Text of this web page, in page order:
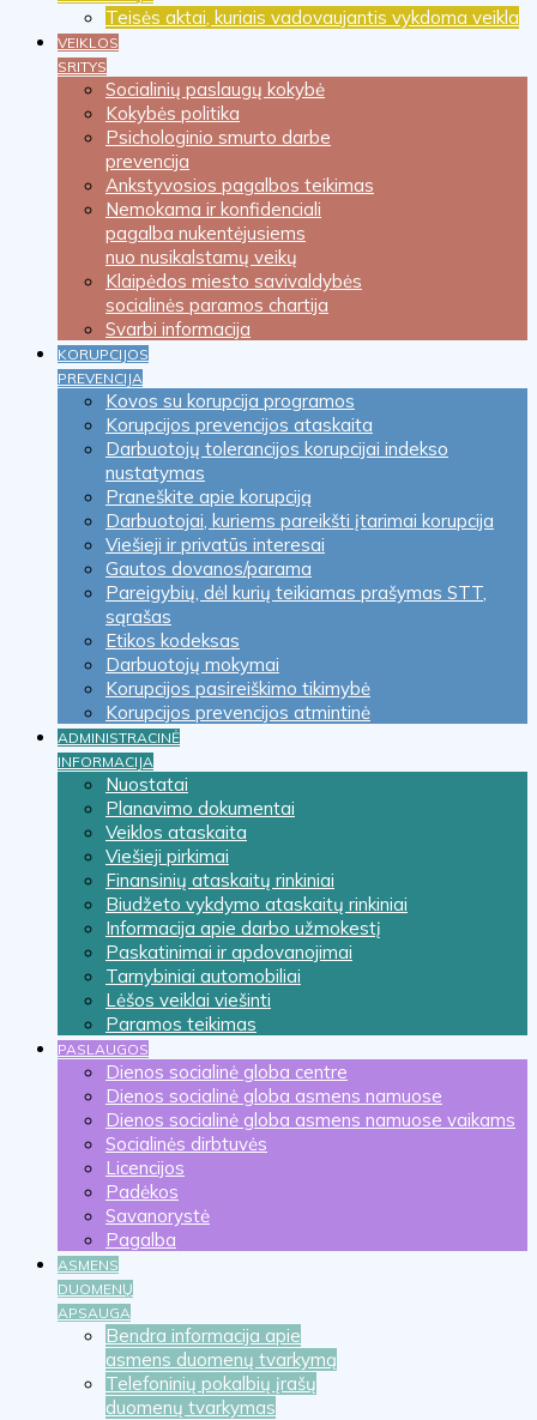
Teisės aktai, kuriais vadovaujantis vykdoma veikla
VEIKLOS
SRITYS
Socialinių paslaugų kokybė
Kokybės politika
Psichologinio smurto darbe
prevencija
Ankstyvosios pagalbos teikimas
Nemokama ir konfidenciali
pagalba nukentėjusiems
nuo nusikalstamų veikų
Klaipėdos miesto savivaldybės
socialinės paramos chartija
Svarbi informacija
KORUPCIJOS
PREVENCIJA
Kovos su korupcija programos
Korupcijos prevencijos ataskaita
Darbuotojų tolerancijos korupcijai indekso
nustatymas
Praneškite apie korupciją
Darbuotojai, kuriems pareikšti įtarimai korupcija
Viešieji ir privatūs interesai
Gautos dovanos/parama
Pareigybių, dėl kurių teikiamas prašymas STT,
sąrašas
Etikos kodeksas
Darbuotojų mokymai
Korupcijos pasireiškimo tikimybė
Korupcijos prevencijos atmintinė
ADMINISTRACINĖ
INFORMACIJA
Nuostatai
Planavimo dokumentai
Veiklos ataskaita
Viešieji pirkimai
Finansinių ataskaitų rinkiniai
Biudžeto vykdymo ataskaitų rinkiniai
Informacija apie darbo užmokestį
Paskatinimai ir apdovanojimai
Tarnybiniai automobiliai
Lėšos veiklai viešinti
Paramos teikimas
PASLAUGOS
Dienos socialinė globa centre
Dienos socialinė globa asmens namuose
Dienos socialinė globa asmens namuose vaikams
Socialinės dirbtuvės
Licencijos
Padėkos
Savanorystė
Pagalba
ASMENS
DUOMENŲ
APSAUGA
Bendra informacija apie
asmens duomenų tvarkymą
Telefoninių pokalbių įrašų
duomenų tvarkymas